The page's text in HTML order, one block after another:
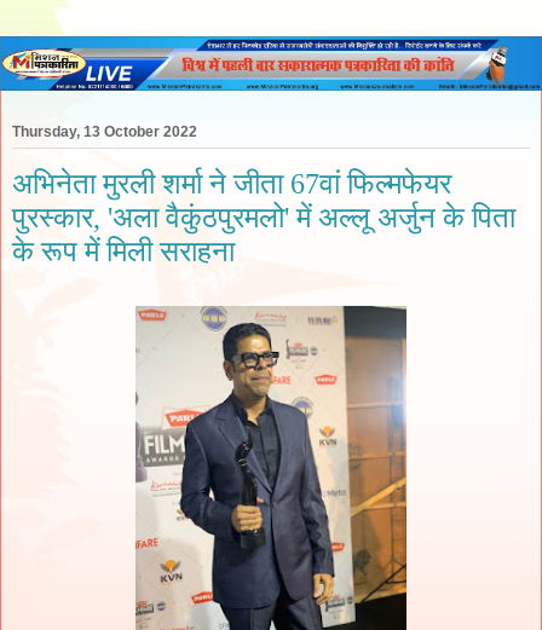
Thursday, 13 October 2022
अभिनेता मुरली शर्मा ने जीता 67वां फिल्मफेयर
पुरस्कार, 'अला वैकुंठपुरमलो' में अल्लू अर्जुन के पिता
के रूप में मिली सराहना